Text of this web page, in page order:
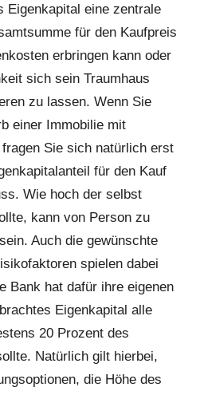
Eigenkapital eine zentrale
für den Kaufpreis
erbringen kann oder
sich sein Traumhaus
zu lassen. Wenn Sie
einer Immobilie mit
Sie sich natürlich erst
für den Kauf
Wie hoch der selbst
kann von Person zu
Auch die gewünschte
spielen dabei
Bank hat dafür ihre eigenen
Eigenkapital alle
20 Prozent des
Natürlich gilt hierbei,
die Höhe des